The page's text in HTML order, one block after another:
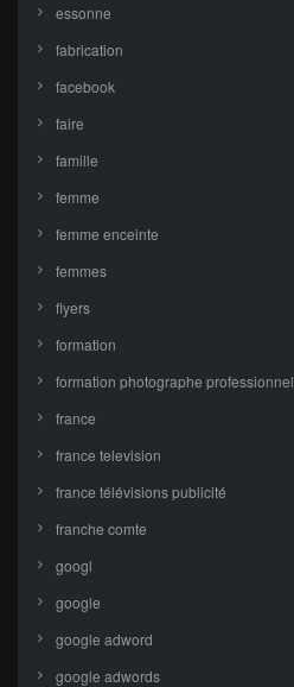
essonne
fabrication
facebook
faire
famille
femme
femme enceinte
femmes
flyers
formation
formation photographe professionnel
france
france television
france télévisions publicité
franche comte
googl
google
google adword
google adwords